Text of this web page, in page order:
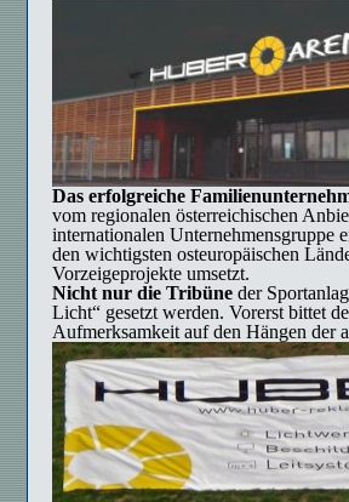
Das erfolgreiche
vom regionalen österreichischen
internationalen Unternehmensgruppe
den wichtigsten osteuropäischen
Vorzeigeprojekte umsetzt.
Nicht nur die Tribüne der
Licht“ gesetzt werden. Vorerst bittet
Aufmerksamkeit auf den Hängen der